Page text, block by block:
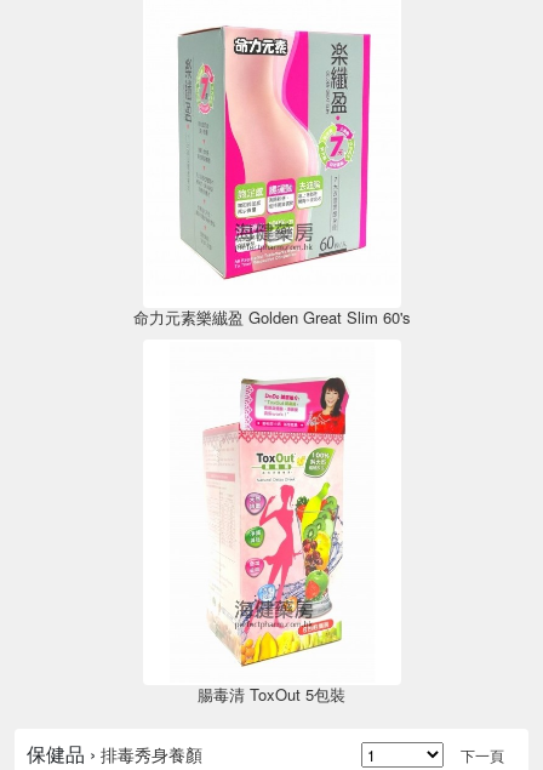
命力元素樂纎盈 Golden Great Slim 60's
腸毒清 ToxOut 5包裝
保健品 › 排毒秀身養顏 下一頁